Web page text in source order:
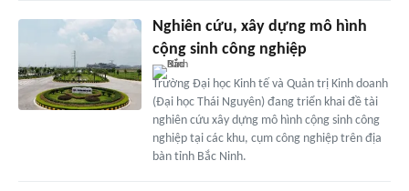
Nghiên cứu, xây dựng mô hình
cộng sinh công nghiệp
Trường Đại học Kinh tế và Quản trị Kinh doanh
(Đại học Thái Nguyên) đang triển khai đề tài
nghiên cứu xây dựng mô hình cộng sinh công
nghiệp tại các khu, cụm công nghiệp trên địa
bàn tỉnh Bắc Ninh.